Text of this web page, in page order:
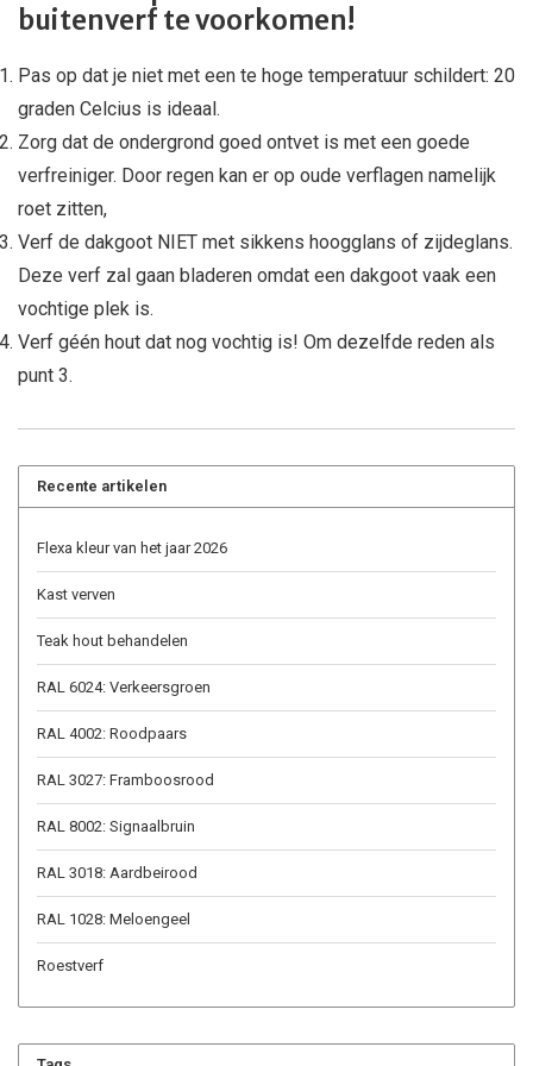
buitenverf te voorkomen!
Pas op dat je niet met een te hoge temperatuur schildert: 20
graden Celcius is ideaal.
Zorg dat de ondergrond goed ontvet is met een goede
verfreiniger. Door regen kan er op oude verflagen namelijk
roet zitten,
Verf de dakgoot NIET met sikkens hoogglans of zijdeglans.
Deze verf zal gaan bladeren omdat een dakgoot vaak een
vochtige plek is.
Verf géén hout dat nog vochtig is! Om dezelfde reden als
punt 3.
Recente artikelen
Flexa kleur van het jaar 2026
Kast verven
Teak hout behandelen
RAL 6024: Verkeersgroen
RAL 4002: Roodpaars
RAL 3027: Framboosrood
RAL 8002: Signaalbruin
RAL 3018: Aardbeirood
RAL 1028: Meloengeel
Roestverf